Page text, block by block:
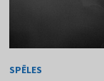
SPĒLES